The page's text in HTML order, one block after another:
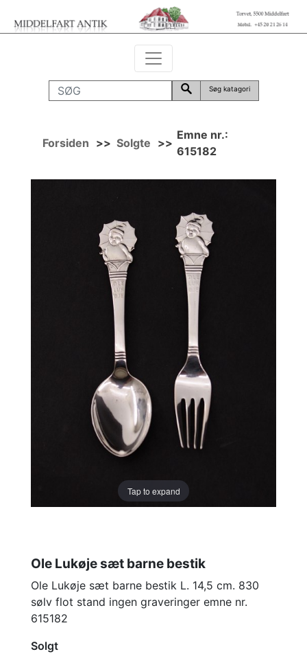
Søg katagori
Forsiden >> Solgte >>
Emne nr.:
615182
Tap to expand
Ole Lukøje sæt barne bestik
Ole Lukøje sæt barne bestik L. 14,5 cm. 830
sølv flot stand ingen graveringer emne nr.
615182
Solgt